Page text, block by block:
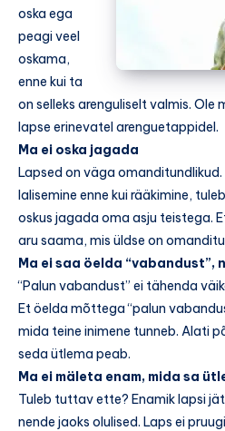
oska ega
peagi veel
oskama,
enne kui ta
on selleks arenguliselt valmis.
lapse erinevatel arenguetappidel.
Ma ei oska jagada
Lapsed on väga
lalisemine enne kui rääkimine,
oskus jagada oma asju teistega.
aru saama, mis üldse on
Ma ei saa öelda “vabandust”,
“Palun vabandust” ei tähenda
Et öelda mõttega “palun
mida teine inimene tunneb. Alati
seda ütlema peab.
Ma ei mäleta enam, mida sa
Tuleb tuttav ette? Enamik lapsi
nende jaoks olulised. Laps ei